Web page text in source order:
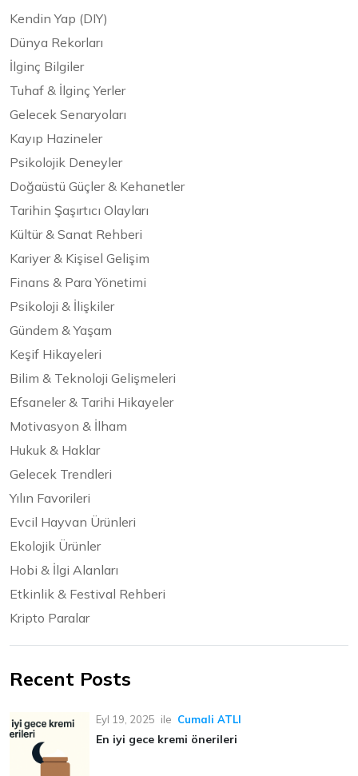
Kendin Yap (DIY)
Dünya Rekorları
İlginç Bilgiler
Tuhaf & İlginç Yerler
Gelecek Senaryoları
Kayıp Hazineler
Psikolojik Deneyler
Doğaüstü Güçler & Kehanetler
Tarihin Şaşırtıcı Olayları
Kültür & Sanat Rehberi
Kariyer & Kişisel Gelişim
Finans & Para Yönetimi
Psikoloji & İlişkiler
Gündem & Yaşam
Keşif Hikayeleri
Bilim & Teknoloji Gelişmeleri
Efsaneler & Tarihi Hikayeler
Motivasyon & İlham
Hukuk & Haklar
Gelecek Trendleri
Yılın Favorileri
Evcil Hayvan Ürünleri
Ekolojik Ürünler
Hobi & İlgi Alanları
Etkinlik & Festival Rehberi
Kripto Paralar
Recent Posts
Eyl 19, 2025 ile Cumali ATLI
En iyi gece kremi önerileri